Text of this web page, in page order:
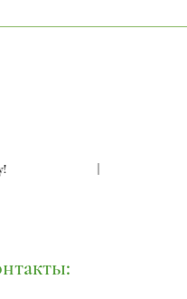
я хочу!